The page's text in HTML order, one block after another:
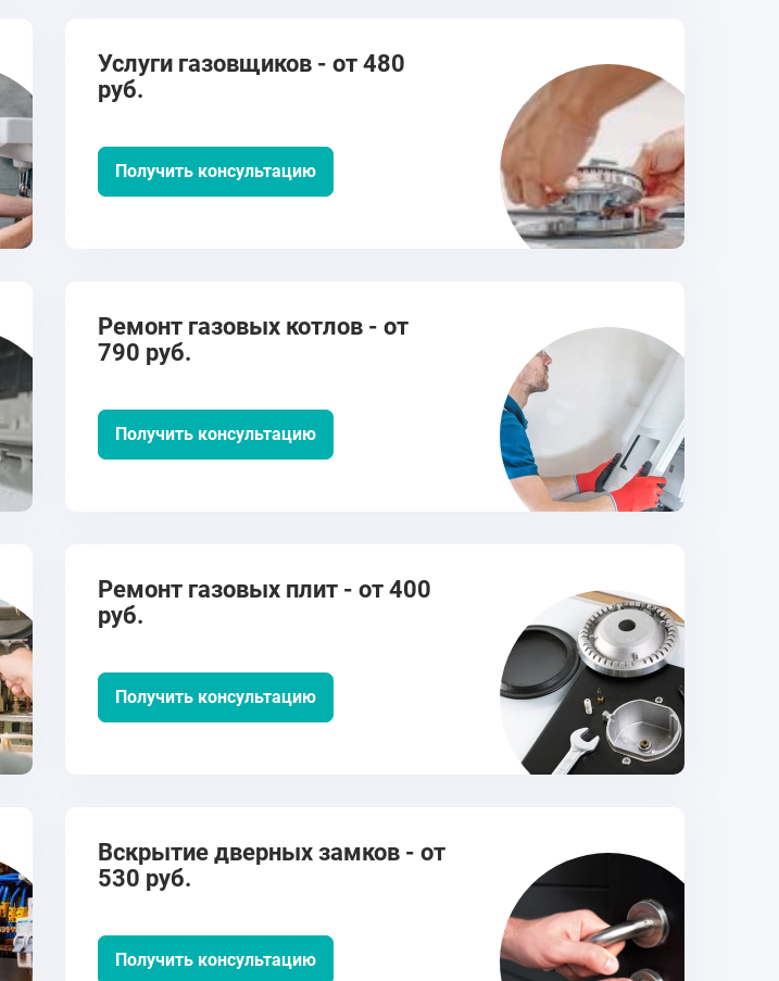
Услуги газовщиков - от 480
руб.
Получить консультацию
Ремонт газовых котлов - от
790 руб.
Получить консультацию
Ремонт газовых плит - от 400
руб.
Получить консультацию
Вскрытие дверных замков - от
530 руб.
Получить консультацию